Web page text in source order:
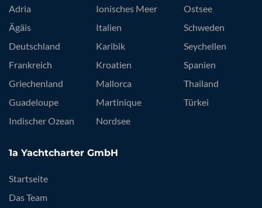
Adria
Ägäis
Deutschland
Frankreich
Griechenland
Guadeloupe
Indischer Ozean
Ionisches Meer
Italien
Karibik
Kroatien
Mallorca
Martinique
Nordsee
Ostsee
Schweden
Seychellen
Spanien
Thailand
Türkei
1a Yachtcharter GmbH
Startseite
Das Team